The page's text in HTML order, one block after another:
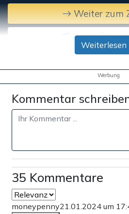
Weiter zum
Bank-
Weiterlesen
Werbung
Kommentar
35 Kommentare
moneypenny21.01.2024 um